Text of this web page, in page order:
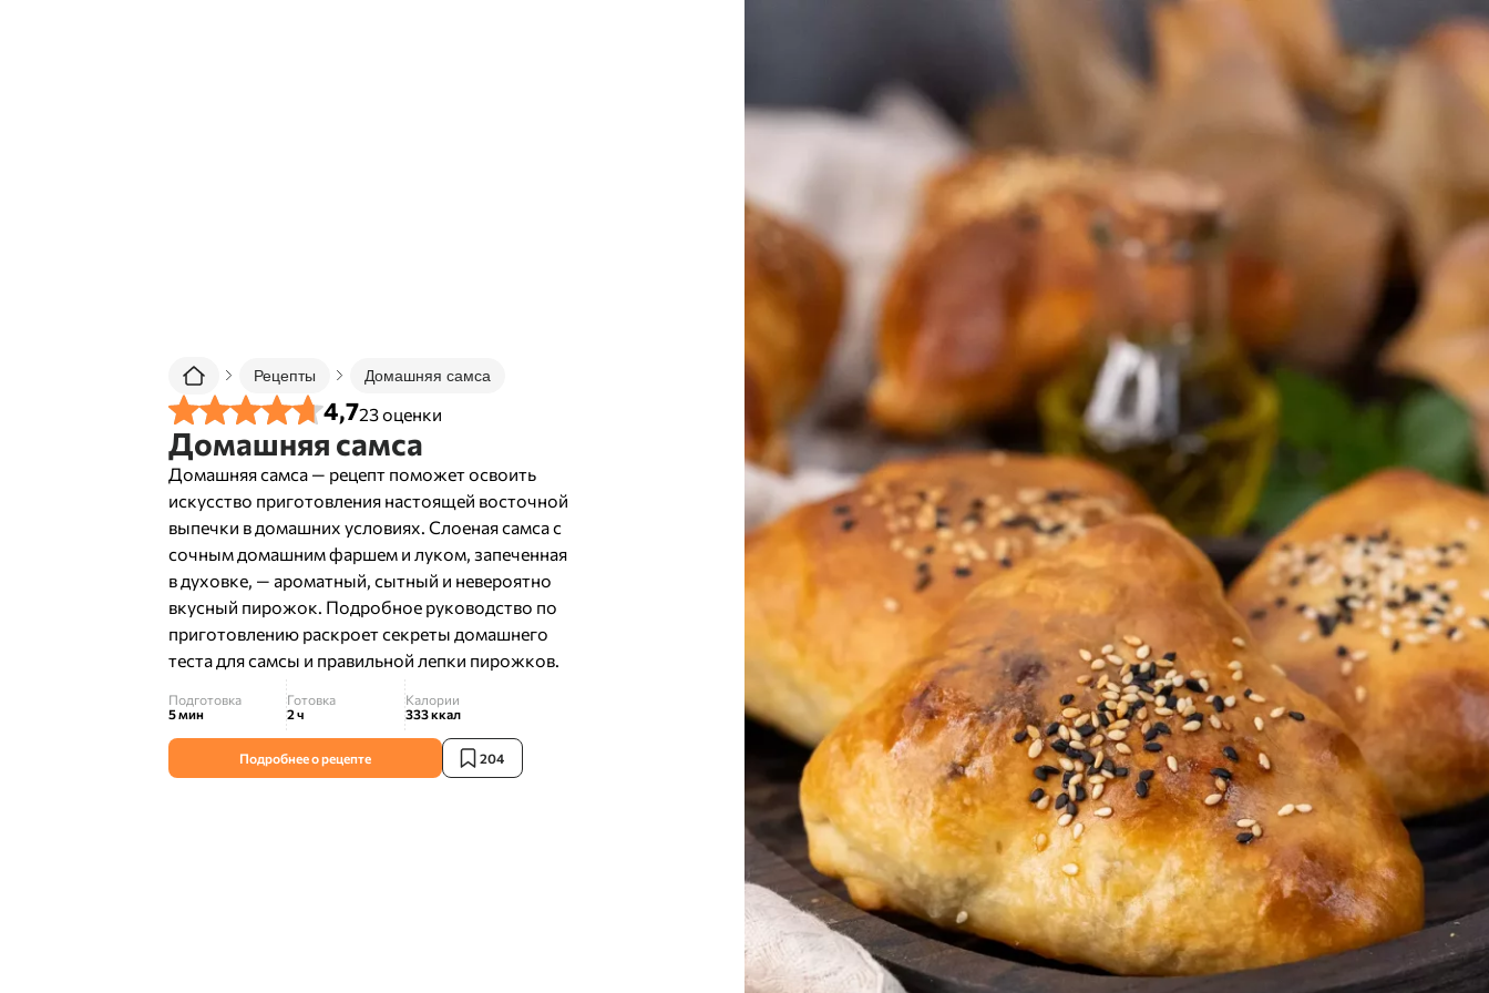
Рецепты Домашняя самса
4,723оценки
Домашняя самса
Домашняя самса — рецепт поможет освоить
искусство приготовления настоящей восточной
выпечки в домашних условиях. Слоеная самса с
сочным домашним фаршем и луком, запеченная
в духовке, — ароматный, сытный и невероятно
вкусный пирожок. Подробное руководство по
приготовлению раскроет секреты домашнего
теста для самсы и правильной лепки пирожков.
Подготовка
5 мин
Готовка
2 ч
Калории
333ккал
Подробнее о рецепте 204